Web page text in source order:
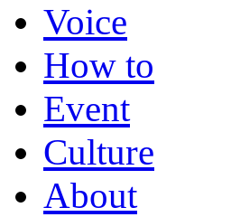
Voice
How to
Event
Culture
About